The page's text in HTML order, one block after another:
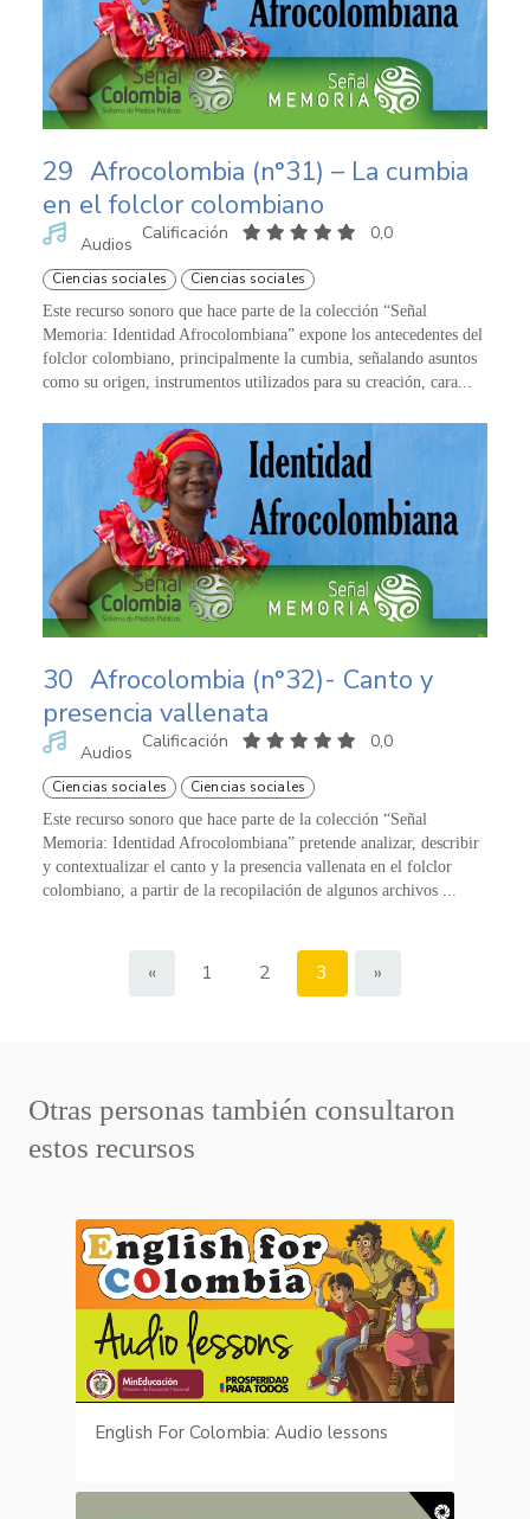
29 Afrocolombia (n°31) – La cumbia
en el folclor colombiano
Audios
Calificación 0,0
Ciencias sociales Ciencias sociales
Este recurso sonoro que hace parte de la colección “Señal
Memoria: Identidad Afrocolombiana” expone los antecedentes del
folclor colombiano, principalmente la cumbia, señalando asuntos
como su origen, instrumentos utilizados para su creación, cara...
30 Afrocolombia (n°32)- Canto y
presencia vallenata
Audios
Calificación 0,0
Ciencias sociales Ciencias sociales
Este recurso sonoro que hace parte de la colección “Señal
Memoria: Identidad Afrocolombiana” pretende analizar, describir
y contextualizar el canto y la presencia vallenata en el folclor
colombiano, a partir de la recopilación de algunos archivos ...
« 1 2 3 »
Otras personas también consultaron
estos recursos
English For Colombia: Audio lessons